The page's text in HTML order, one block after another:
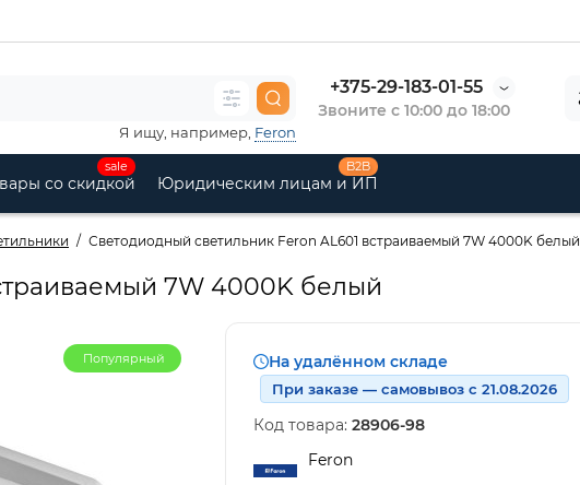
+375-29-183-01-55
Звоните с 10:00 до 18:00
Я ищу, например, Feron
sale
со скидкой
B2B
Юридическим лицам и ИП
Светодиодный светильник Feron AL601 встраиваемый 7W 4000K белый
7W 4000K белый
Популярный На удалённом складе
При заказе — самовывоз с 21.08.2026
Код товара: 28906-98
Feron